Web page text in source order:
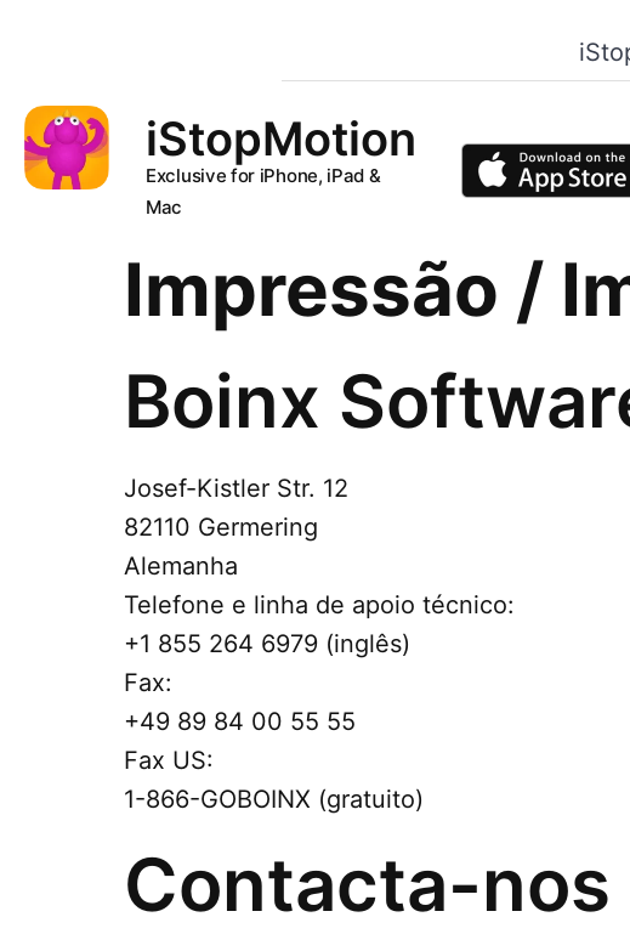
iStopMotion
Exclusive for iPhone, iPad &
Mac
Impressão /
Boinx
Josef-Kistler Str. 12
82110 Germering
Alemanha
Telefone e linha de apoio técnico:
+1 855 264 6979 (inglês)
Fax:
+49 89 84 00 55 55
Fax US:
1-866-GOBOINX (gratuito)
Contacta-nos